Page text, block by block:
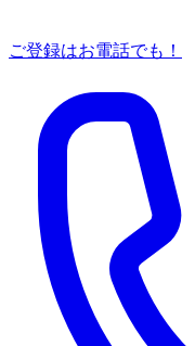
ご登録はお電話でも！